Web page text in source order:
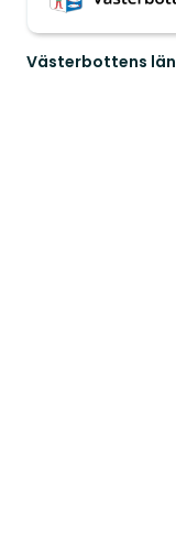
Västerbottens län